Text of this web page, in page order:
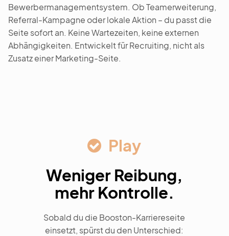
Bewerbermanagementsystem. Ob Teamerweiterung,
Referral-Kampagne oder lokale Aktion – du passt die
Seite sofort an. Keine Wartezeiten, keine externen
Abhängigkeiten. Entwickelt für Recruiting, nicht als
Zusatz einer Marketing-Seite.
Play
Weniger Reibung,
mehr Kontrolle.
Sobald du die Booston-Karriereseite
einsetzt, spürst du den Unterschied: